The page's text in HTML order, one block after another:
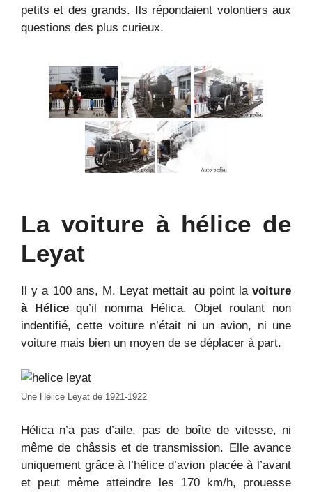
petits et des grands. Ils répondaient volontiers aux
questions des plus curieux.
La voiture à hélice de
Leyat
Il y a 100 ans, M. Leyat mettait au point la voiture
à Hélicequ’il nomma Hélica. Objet roulant non
indentifié, cette voiture n’était ni un avion, ni une
voiture mais bien un moyen de se déplacer à part.
Une Hélice Leyat de 1921-1922
Hélica n’a pas d’aile, pas de boîte de vitesse, ni
même de châssis et de transmission. Elle avance
uniquement grâce à l’hélice d’avion placée à l’avant
et peut même atteindre les 170 km/h, prouesse